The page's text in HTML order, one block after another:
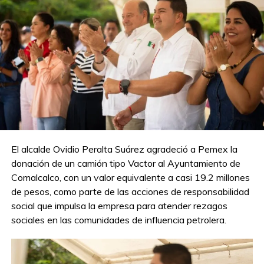
que impacta no solo a los proveedores, sino también a la
economía local y nacional.
La presidenta de laComisión de Energía de la Cámara
de Diputados,Rocío Abreu, detalló que la petrolera
tiene la intención de saldar una parte significativa de su
deuda este año, pero hasta ahora, los resultados han sido
poco satisfactorios para los proveedores.
“Pemex había prometido una dispersión de3,000
millones de dólaresen marzo y3,400 millones de
dólaresen abril, pero estos pagos se han hecho con
cuentagotas, sin resolver el problema de fondo”, concluyó
Pérez García.
Compartir en:
El alcalde Ovidio Peralta Suárez agradeció a Pemex la
donación de un camión tipo Vactor al Ayuntamiento de
Comalcalco, con un valor equivalente a casi 19.2 millones
de pesos, como parte de las acciones de responsabilidad
social que impulsa la empresa para atender rezagos
sociales en las comunidades de influencia petrolera.